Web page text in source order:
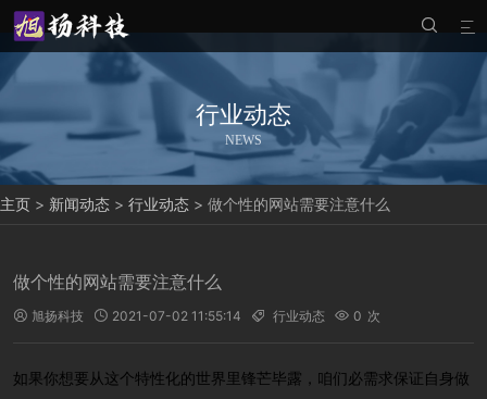


行业动态
NEWS
主页 > 新闻动态 > 行业动态 > 做个性的网站需要注意什么
做个性的网站需要注意什么
 旭扬科技  2021-07-02 11:55:14  行业动态  0 次
如果你想要从这个特性化的世界里锋芒毕露，咱们必需求保证自身做